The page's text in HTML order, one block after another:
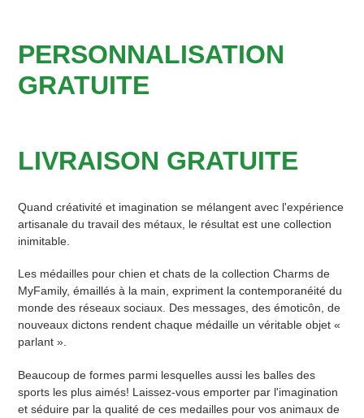
PERSONNALISATION
GRATUITE
LIVRAISON GRATUITE
Quand créativité et imagination se mélangent avec l'expérience
artisanale du travail des métaux, le résultat est une collection
inimitable.
Les médailles pour chien et chats de la collection Charms de
MyFamily, émaillés à la main, expriment la contemporanéité du
monde des réseaux sociaux. Des messages, des émoticôn, de
nouveaux dictons rendent chaque médaille un véritable objet «
parlant ».
Beaucoup de formes parmi lesquelles aussi les balles des
sports les plus aimés! Laissez-vous emporter par l'imagination
et séduire par la qualité de ces medailles pour vos animaux de